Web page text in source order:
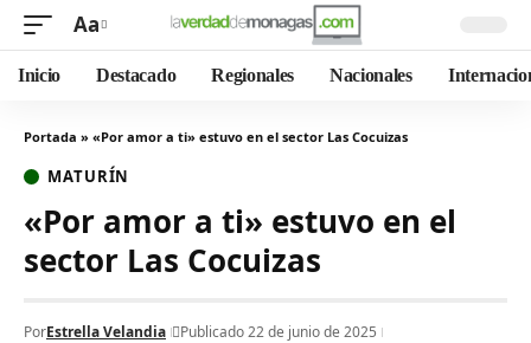
Aa
Inicio Destacado Regionales Nacionales
Portada » «Por amor a ti» estuvo en el sector Las Cocuizas
MATURÍN
«Por amor a ti» estuvo en el
sector Las Cocuizas
PorEstrella Velandia
Publicado 22 de junio de 2025